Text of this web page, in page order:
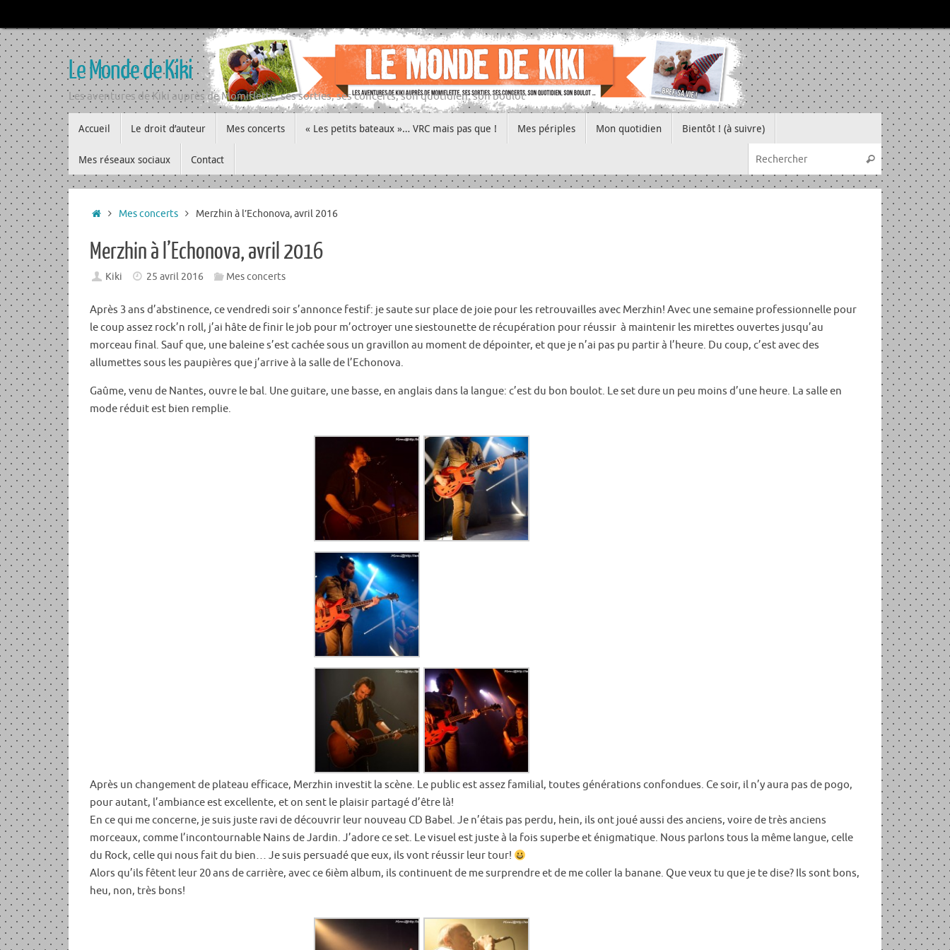
au
contenu
Le Monde de Kiki
Les aventures de Kiki auprès de Momiflette, ses sorties, ses concerts, son quotidien, son boulot
au
contenu
Accueil Le droit d’auteur Mes concerts « Les petits bateaux »… VRC mais pas que ! Mes périples Mon quotidien Bientôt ! (à suivre)
Mes réseaux sociaux Contact
Recherche
Rechercher
Accueil
Mes concerts Merzhin à l’Echonova, avril 2016
Merzhin à l’Echonova, avril 2016
Kiki 25 avril 2016 Mes concerts
Après 3 ans d’abstinence, ce vendredi soir s’annonce festif: je saute sur place de joie pour les retrouvailles avec Merzhin! Avec une semaine professionnelle pour
le coup assez rock’n roll, j’ai hâte de finir le job pour m’octroyer une siestounette de récupération pour réussir à maintenir les mirettes ouvertes jusqu’au
morceau final. Sauf que, une baleine s’est cachée sous un gravillon au moment de dépointer, et que je n’ai pas pu partir à l’heure. Du coup, c’est avec des
allumettes sous les paupières que j’arrive à la salle de l’Echonova.
Gaûme, venu de Nantes, ouvre le bal. Une guitare, une basse, en anglais dans la langue: c’est du bon boulot. Le set dure un peu moins d’une heure. La salle en
mode réduit est bien remplie.
Après un changement de plateau efficace, Merzhin investit la scène. Le public est assez familial, toutes générations confondues. Ce soir, il n’y aura pas de pogo,
pour autant, l’ambiance est excellente, et on sent le plaisir partagé d’être là!
En ce qui me concerne, je suis juste ravi de découvrir leur nouveau CD Babel. Je n’étais pas perdu, hein, ils ont joué aussi des anciens, voire de très anciens
morceaux, comme l’incontournable Nains de Jardin. J’adore ce set. Le visuel est juste à la fois superbe et énigmatique. Nous parlons tous la même langue, celle
du Rock, celle qui nous fait du bien… Je suis persuadé que eux, ils vont réussir leur tour!
Alors qu’ils fêtent leur 20 ans de carrière, avec ce 6ièm album, ils continuent de me surprendre et de me coller la banane. Que veux tu que je te dise? Ils sont bons,
heu, non, très bons!